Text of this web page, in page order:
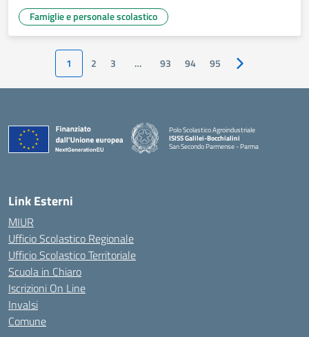
Famiglie e personale scolastico
1 2 3 … 93 94 95 Pagina
Polo Scolastico Agroindustriale
ISISS Galilei-Bocchialini
San Secondo Parmense - Parma
Link Esterni
MIUR
Ufficio Scolastico Regionale
Ufficio Scolastico Territoriale
Scuola in Chiaro
Iscrizioni On Line
Invalsi
Comune